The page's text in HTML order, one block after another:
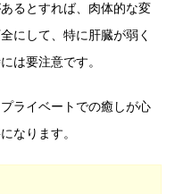
るとすれば、肉体的な変
にして、特に肝臓が弱く
は要注意です。
ライベートでの癒しが心
なります。